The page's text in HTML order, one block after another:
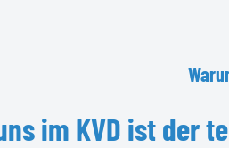
im KVD istder